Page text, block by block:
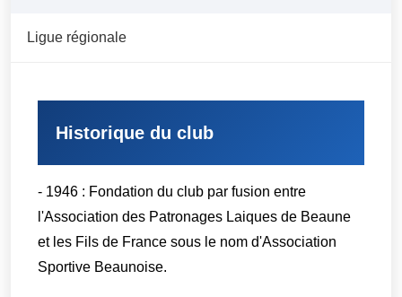
Ligue régionale
Historique du club
- 1946 : Fondation du club par fusion entre
l'Association des Patronages Laiques de Beaune
et les Fils de France sous le nom d'Association
Sportive Beaunoise.